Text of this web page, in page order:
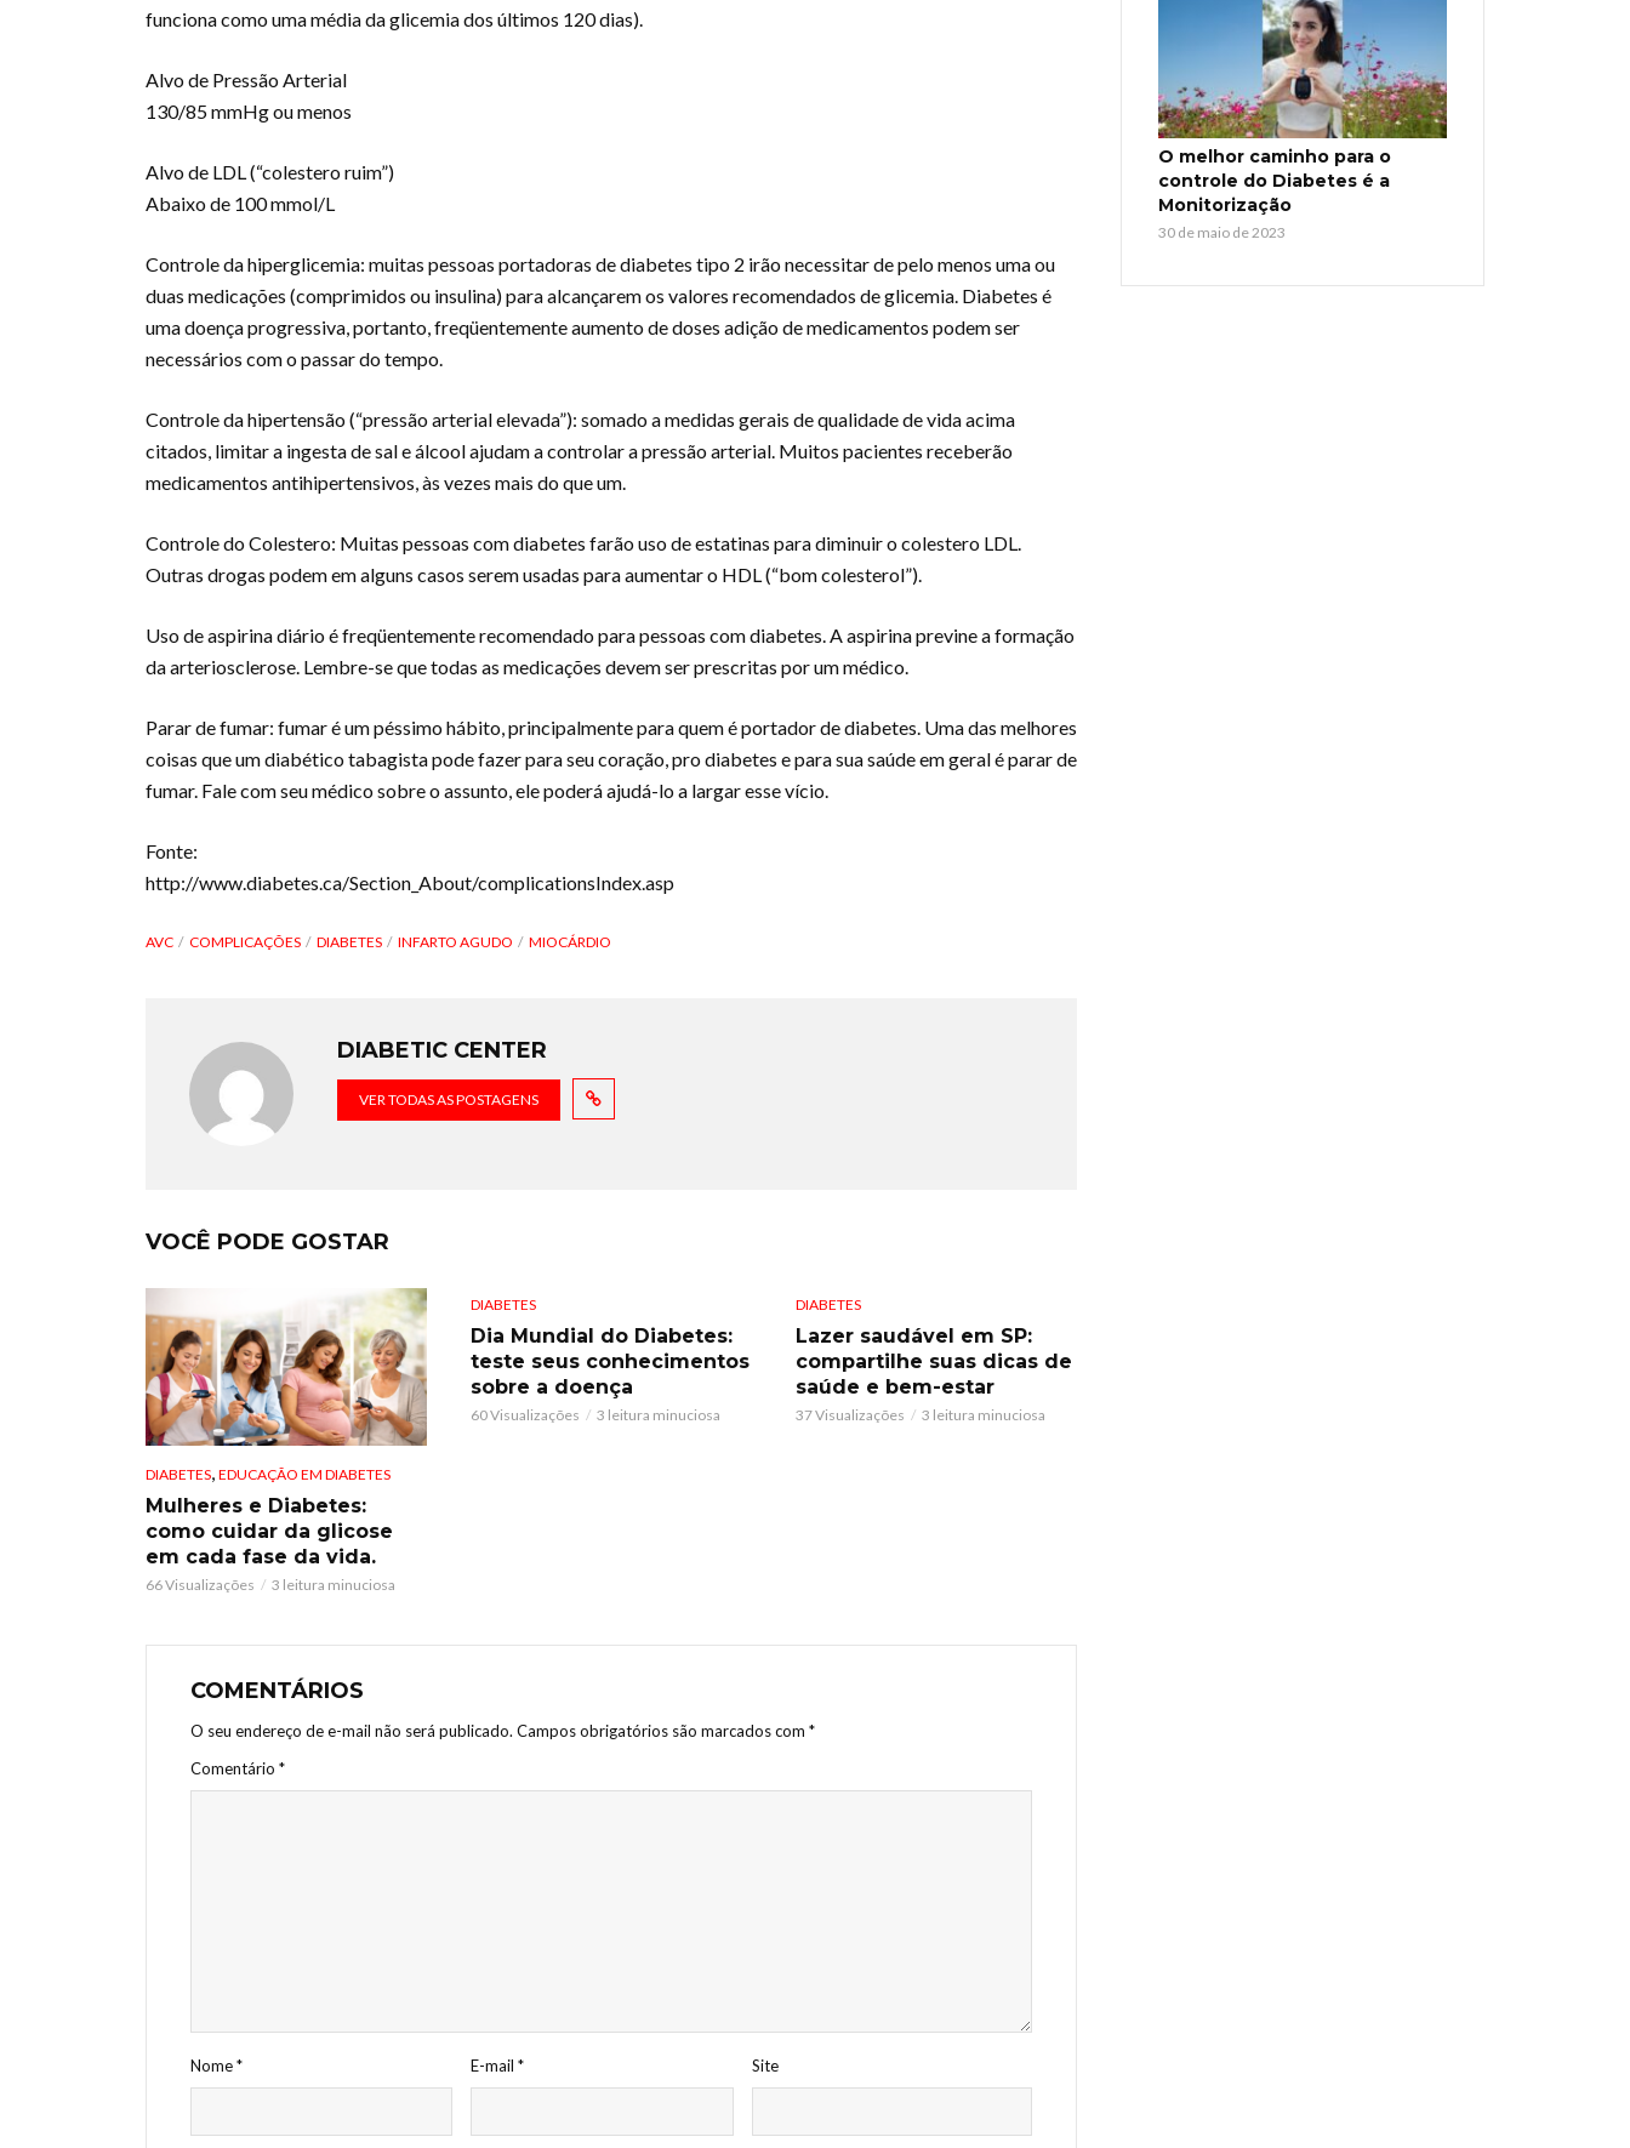
funciona como uma média da glicemia dos últimos 120 dias).
Alvo de Pressão Arterial
130/85 mmHg ou menos
Alvo de LDL (“colestero ruim”)
Abaixo de 100 mmol/L
Controle da hiperglicemia: muitas pessoas portadoras de diabetes tipo 2 irão necessitar de pelo menos uma ou
duas medicações (comprimidos ou insulina) para alcançarem os valores recomendados de glicemia. Diabetes é
uma doença progressiva, portanto, freqüentemente aumento de doses adição de medicamentos podem ser
necessários com o passar do tempo.
Controle da hipertensão (“pressão arterial elevada”): somado a medidas gerais de qualidade de vida acima
citados, limitar a ingesta de sal e álcool ajudam a controlar a pressão arterial. Muitos pacientes receberão
medicamentos antihipertensivos, às vezes mais do que um.
Controle do Colestero: Muitas pessoas com diabetes farão uso de estatinas para diminuir o colestero LDL.
Outras drogas podem em alguns casos serem usadas para aumentar o HDL (“bom colesterol”).
Uso de aspirina diário é freqüentemente recomendado para pessoas com diabetes. A aspirina previne a formação
da arteriosclerose. Lembre-se que todas as medicações devem ser prescritas por um médico.
Parar de fumar: fumar é um péssimo hábito, principalmente para quem é portador de diabetes. Uma das melhores
coisas que um diabético tabagista pode fazer para seu coração, pro diabetes e para sua saúde em geral é parar de
fumar. Fale com seu médico sobre o assunto, ele poderá ajudá-lo a largar esse vício.
Fonte:
http://www.diabetes.ca/Section_About/complicationsIndex.asp
AVC COMPLICAÇÕES DIABETES INFARTO AGUDO MIOCÁRDIO
DIABETIC CENTER
VER TODAS AS POSTAGENS
VOCÊ PODE GOSTAR
DIABETES, EDUCAÇÃO EM DIABETES
Mulheres e Diabetes:
como cuidar da glicose
em cada fase da vida.
66 Visualizações 3 leitura minuciosa
DIABETES
Dia Mundial do Diabetes:
teste seus conhecimentos
sobre a doença
60 Visualizações 3 leitura minuciosa
DIABETES
Lazer saudável em SP:
compartilhe suas dicas de
saúde e bem-estar
37 Visualizações 3 leitura minuciosa
COMENTÁRIOS
O seu endereço de e-mail não será publicado. Campos obrigatórios são marcados com *
Comentário *
Nome* E-mail* Site
O melhor caminho para o
controle do Diabetes é a
Monitorização
30 de maio de 2023